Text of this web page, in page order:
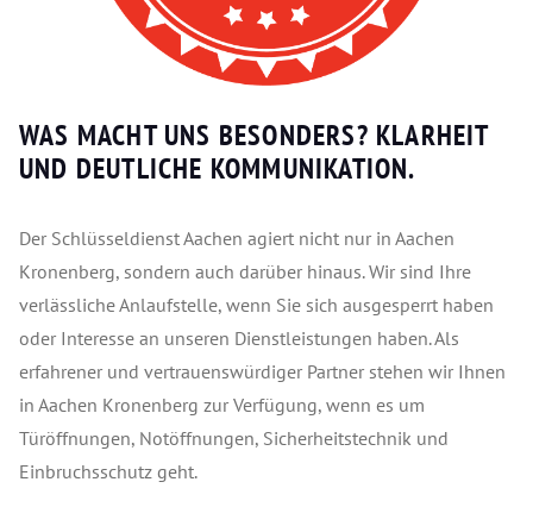
WAS MACHT UNS BESONDERS? KLARHEIT
UND DEUTLICHE KOMMUNIKATION.
Der Schlüsseldienst Aachen agiert nicht nur in Aachen
Kronenberg, sondern auch darüber hinaus. Wir sind Ihre
verlässliche Anlaufstelle, wenn Sie sich ausgesperrt haben
oder Interesse an unseren Dienstleistungen haben. Als
erfahrener und vertrauenswürdiger Partner stehen wir Ihnen
in Aachen Kronenberg zur Verfügung, wenn es um
Türöffnungen, Notöffnungen, Sicherheitstechnik und
Einbruchsschutz geht.